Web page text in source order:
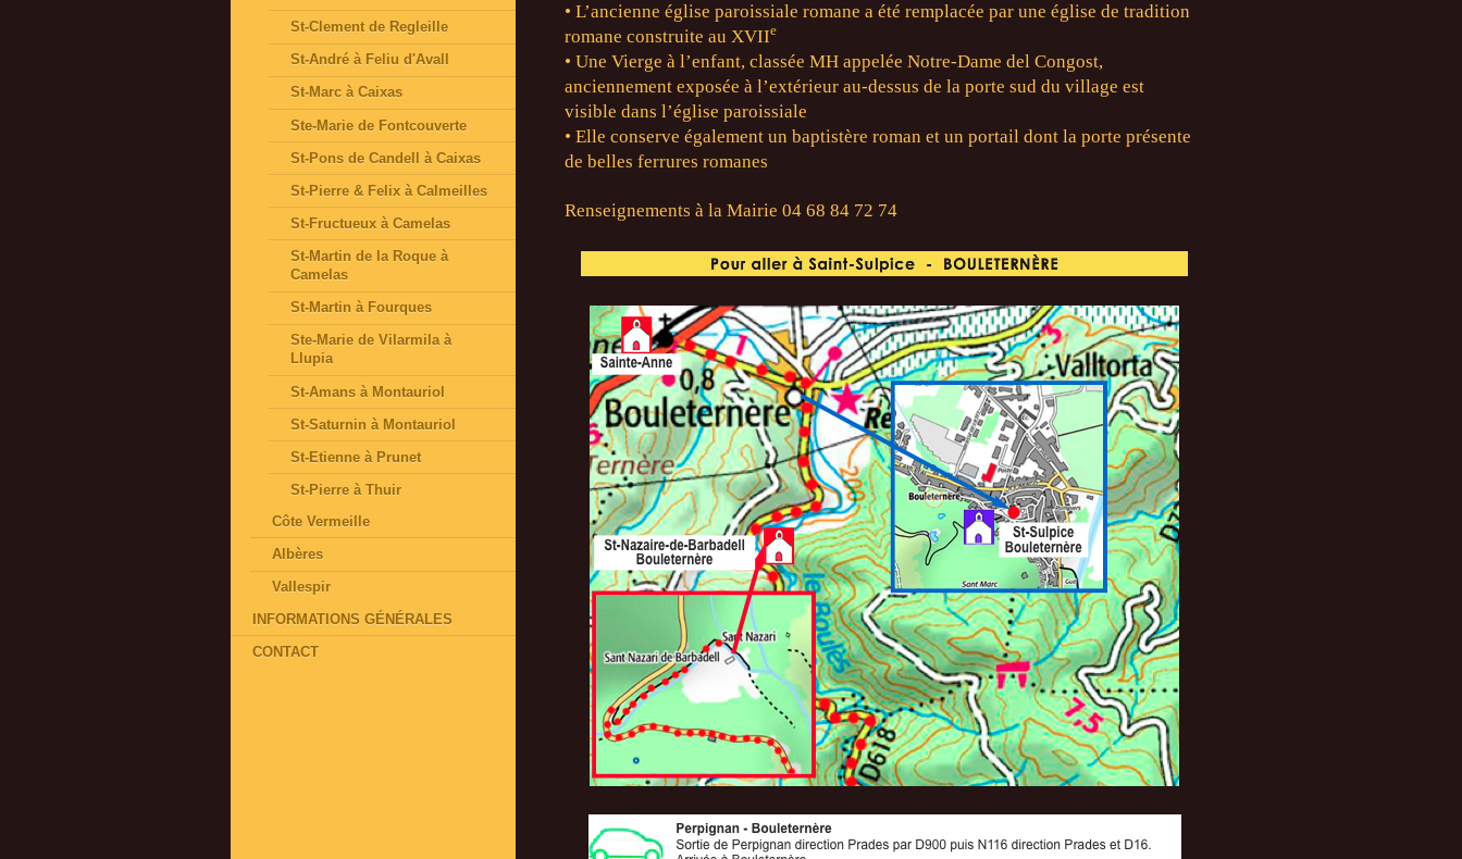
• L’ancienne église paroissiale romane a été remplacée par une église de tradition
romane construite au XVIIe
• Une Vierge à l’enfant, classée MH appelée Notre-Dame del Congost,
anciennement exposée à l’extérieur au-dessus de la porte sud du village est
visible dans l’église paroissiale
• Elle conserve également un baptistère roman et un portail dont la porte présente
de belles ferrures romanes
Renseignements à la Mairie 04 68 84 72 74
St-Clement de Regleille
St-André à Feliu d'Avall
St-Marc à Caixas
Ste-Marie de Fontcouverte
St-Pons de Candell à Caixas
St-Pierre & Felix à Calmeilles
St-Fructueux à Camelas
St-Martin de la Roque à
Camelas
St-Martin à Fourques
Ste-Marie de Vilarmila à
Llupia
St-Amans à Montauriol
St-Saturnin à Montauriol
St-Etienne à Prunet
St-Pierre à Thuir
Côte Vermeille
Albères
Vallespir
INFORMATIONS GÉNÉRALES
CONTACT